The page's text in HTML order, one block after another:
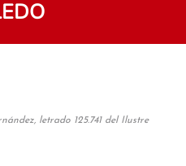
letrado 125.741 del Ilustre